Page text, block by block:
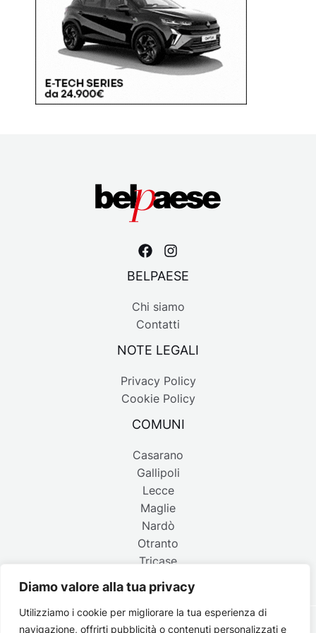
Diamo valore alla tua privacy
Utilizziamo i cookie per migliorare la tua esperienza di
navigazione, offrirti pubblicità o contenuti personalizzati e
BELPAESE
Chi siamo
Contatti
NOTE LEGALI
Privacy Policy
Cookie Policy
COMUNI
Casarano
Gallipoli
Lecce
Maglie
Nardò
Otranto
Tricase